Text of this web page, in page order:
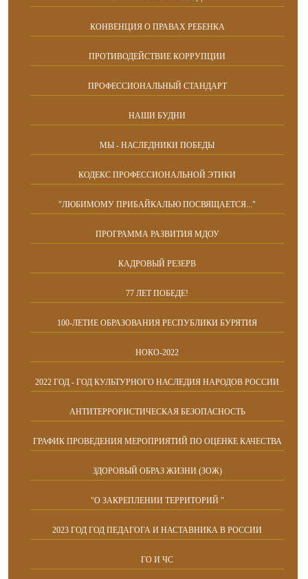
КОНВЕНЦИЯ О ПРАВАХ РЕБЕНКА
ПРОТИВОДЕЙСТВИЕ КОРРУПЦИИ
ПРОФЕССИОНАЛЬНЫЙ СТАНДАРТ
НАШИ БУДНИ
МЫ - НАСЛЕДНИКИ ПОБЕДЫ
КОДЕКС ПРОФЕССИОНАЛЬНОЙ ЭТИКИ
"ЛЮБИМОМУ ПРИБАЙКАЛЬЮ ПОСВЯЩАЕТСЯ..."
ПРОГРАММА РАЗВИТИЯ МДОУ
КАДРОВЫЙ РЕЗЕРВ
77 ЛЕТ ПОБЕДЕ!
100-ЛЕТИЕ ОБРАЗОВАНИЯ РЕСПУБЛИКИ БУРЯТИЯ
НОКО-2022
2022 ГОД - ГОД КУЛЬТУРНОГО НАСЛЕДИЯ НАРОДОВ РОССИИ
АНТИТЕРРОРИСТИЧЕСКАЯ БЕЗОПАСНОСТЬ
ГРАФИК ПРОВЕДЕНИЯ МЕРОПРИЯТИЙ ПО ОЦЕНКЕ КАЧЕСТВА
ЗДОРОВЫЙ ОБРАЗ ЖИЗНИ (ЗОЖ)
"О ЗАКРЕПЛЕНИИ ТЕРРИТОРИЙ "
2023 ГОД ГОД ПЕДАГОГА И НАСТАВНИКА В РОССИИ
ГО И ЧС